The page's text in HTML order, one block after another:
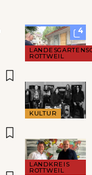
4
ROTTWEIL
KULTUR
LANDKREIS
ROTTWEIL